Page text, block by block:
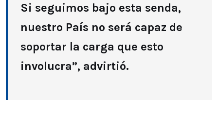
Si seguimos bajo esta senda,
nuestro País no será capaz de
soportar la carga que esto
involucra”, advirtió.